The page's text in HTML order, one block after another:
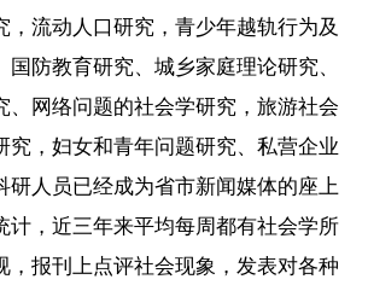
，流动人口研究，青少年越轨行为及
防教育研究、城乡家庭理论研究、
、网络问题的社会学研究，旅游社会
究，妇女和青年问题研究、私营企业
研人员已经成为省市新闻媒体的座上
计，近三年来平均每周都有社会学所
，报刊上点评社会现象，发表对各种